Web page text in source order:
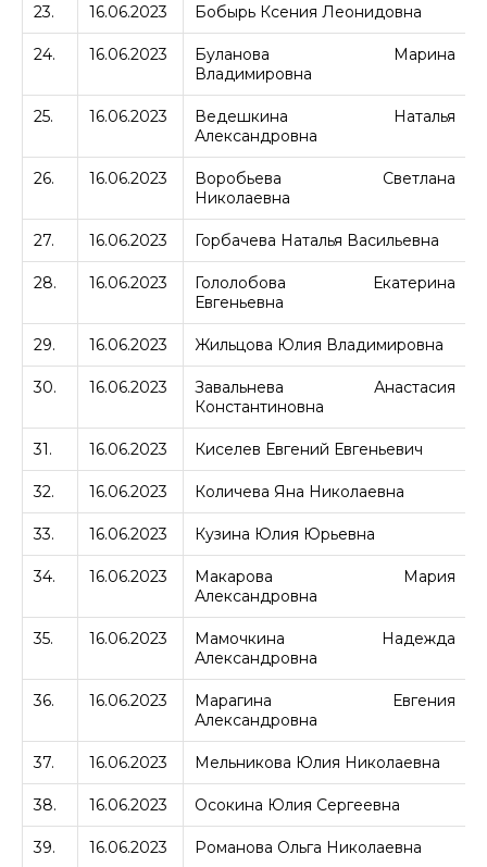
23. 16.06.2023 Бобырь Ксения Леонидовна
24. 16.06.2023
Буланова Марина
Владимировна
25. 16.06.2023
Ведешкина Наталья
Александровна
26. 16.06.2023
Воробьева Светлана
Николаевна
27. 16.06.2023 Горбачева Наталья Васильевна
28. 16.06.2023
Гололобова Екатерина
Евгеньевна
29. 16.06.2023 Жильцова Юлия Владимировна
30. 16.06.2023
Завальнева Анастасия
Константиновна
31. 16.06.2023 Киселев Евгений Евгеньевич
32. 16.06.2023 Количева Яна Николаевна
33. 16.06.2023 Кузина Юлия Юрьевна
34. 16.06.2023
Макарова Мария
Александровна
35. 16.06.2023
Мамочкина Надежда
Александровна
36. 16.06.2023
Марагина Евгения
Александровна
37. 16.06.2023 Мельникова Юлия Николаевна
38. 16.06.2023 Осокина Юлия Сергеевна
39. 16.06.2023 Романова Ольга Николаевна